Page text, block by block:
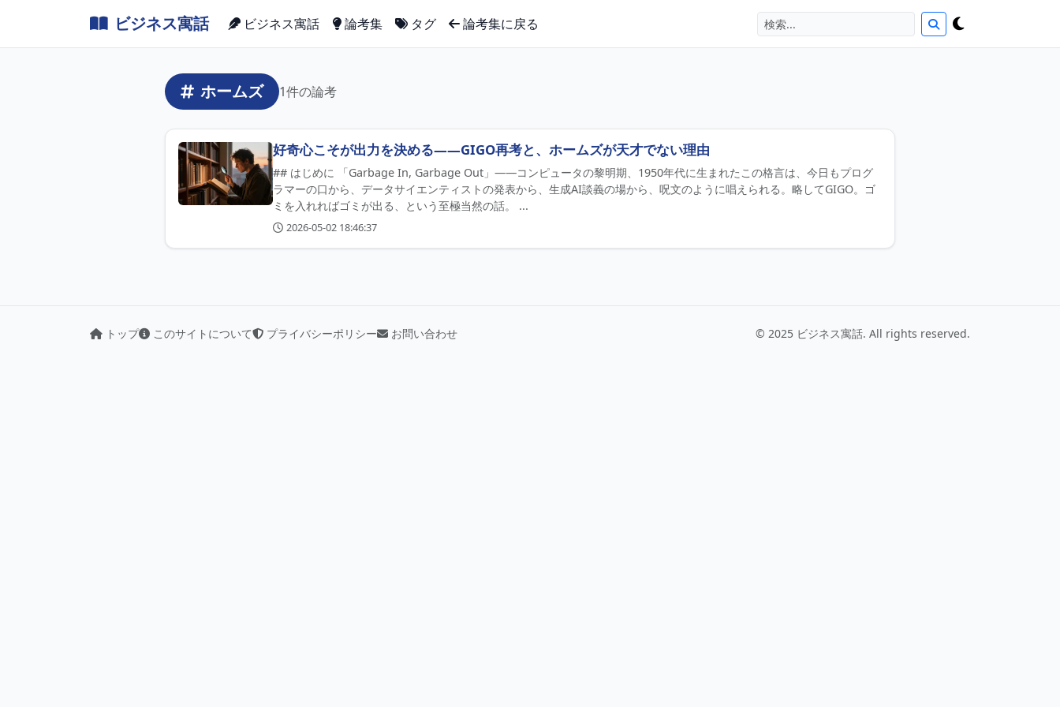
ビジネス寓話 ビジネス寓話 論考集 タグ 論考集に戻る
ホームズ 1件の論考
好奇心こそが出力を決める——GIGO再考と、ホームズが天才でない理由
## はじめに 「Garbage In, Garbage Out」——コンピュータの黎明期、1950年代に生まれたこの格言は、今日もプログ
ラマーの口から、データサイエンティストの発表から、生成AI談義の場から、呪文のように唱えられる。略してGIGO。ゴ
ミを入れればゴミが出る、という至極当然の話。 ...
2026-05-02 18:46:37
トップ このサイトについて プライバシーポリシー お問い合わせ © 2025 ビジネス寓話. All rights reserved.